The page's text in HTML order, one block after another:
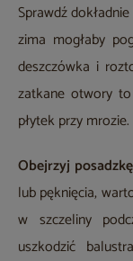
Sprawdź
zima mogłaby
deszczówka i
zatkane otwory
płytek przy mrozie.
Obejrzyj
lub pęknięcia,
w szczeliny
uszkodzić